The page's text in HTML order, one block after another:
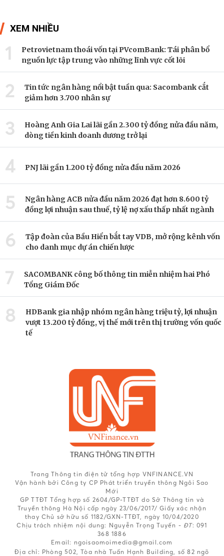
XEM NHIỀU
1
Petrovietnam thoái vốn tại PVcomBank: Tái phân bổ
nguồn lực tập trung vào những lĩnh vực cốt lõi
2
Tin tức ngân hàng nổi bật tuần qua: Sacombank cắt
giảm hơn 3.700 nhân sự
3
Hoàng Anh Gia Lai lãi gần 2.300 tỷ đồng nửa đầu năm,
dòng tiền kinh doanh dương trở lại
4 PNJ lãi gần 1.200 tỷ đồng nửa đầu năm 2026
5
Ngân hàng ACB nửa đầu năm 2026 đạt hơn 8.600 tỷ
đồng lợi nhuận sau thuế, tỷ lệ nợ xấu thấp nhất ngành
6
Tập đoàn của Bầu Hiển bắt tay VDB, mở rộng kênh vốn
cho danh mục dự án chiến lược
7
SACOMBANK công bố thông tin miễn nhiệm hai Phó
Tổng Giám Đốc
8
HDBank gia nhập nhóm ngân hàng triệu tỷ, lợi nhuận
vượt 13.200 tỷ đồng, vị thế mới trên thị trường vốn quốc
tế
Trang Thông tin điện tử tổng hợp VNFINANCE.VN
Vận hành bởi Công ty CP Phát triển truyền thông Ngôi Sao
Mới
GP TTĐT Tổng hợp số 2604/GP-TTĐT do Sở Thông tin và
Truyền thông Hà Nội cấp ngày 23/06/2017/ Giấy xác nhận
thay Chủ sở hữu số 1182/GXN-TTĐT, ngày 10/04/2020
Chịu trách nhiệm nội dung: Nguyễn Trọng Tuyến - ĐT: 091
368 1886
Email: ngoisaomoimedia@gmail.com
Địa chỉ: Phòng 502, Tòa nhà Tuấn Hạnh Building, số 82 ngõ